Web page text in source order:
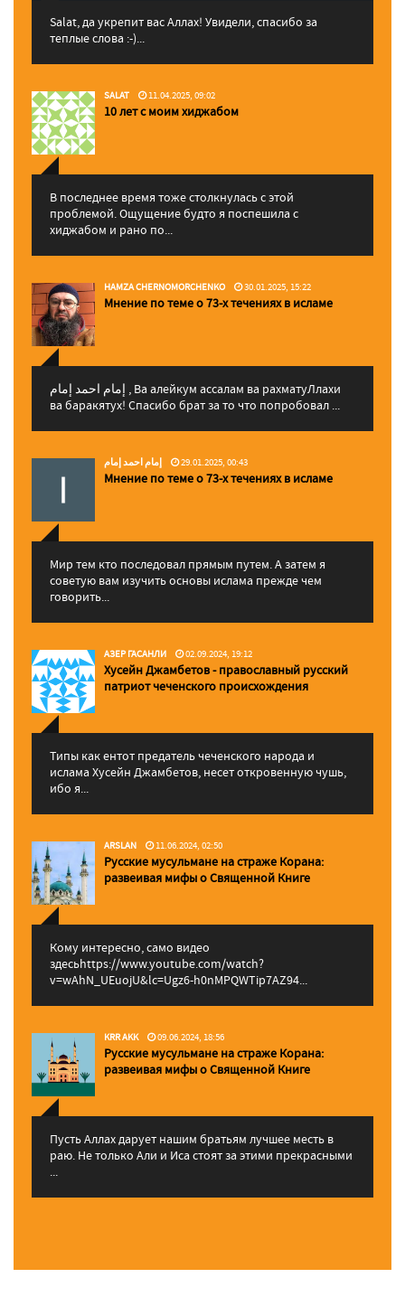
Salat, да укрепит вас Аллаx! Увидели, спасибо за
теплые слова :-)...
SALAT 11.04.2025, 09:02
10 лет с моим хиджабом
В последнее время тоже столкнулась с этой
проблемой. Ощущение будто я поспешила с
хиджабом и рано по...
HAMZA CHERNOMORCHENKO 30.01.2025, 15:22
Мнение по теме о 73-х течениях в исламе
إمام احمد إمام , Ва алейкум ассалам ва рахматуЛлахи
ва баракятух! Спасибо брат за то что попробовал ...
إمام احمد إمام 29.01.2025, 00:43
Мнение по теме о 73-х течениях в исламе
Мир тем кто последовал прямым путем. А затем я
советую вам изучить основы ислама прежде чем
говорить...
АЗЕР ГАСАНЛИ 02.09.2024, 19:12
Хусейн Джамбетов - православный русский
патриот чеченского происхождения
Типы как ентот предатель чеченского народа и
ислама Хусейн Джамбетов, несет откровенную чушь,
ибо я...
ARSLAN 11.06.2024, 02:50
Русские мусульмане на страже Корана:
pазвеивая мифы о Священной Книге
Кому интересно, само видео
здесьhttps://www.youtube.com/watch?
v=wAhN_UEuojU&lc=Ugz6-h0nMPQWTip7AZ94...
KRR AKK 09.06.2024, 18:56
Русские мусульмане на страже Корана:
pазвеивая мифы о Священной Книге
Пусть Аллах дарует нашим братьям лучшее месть в
раю. Не только Али и Иса стоят за этими прекрасными
...